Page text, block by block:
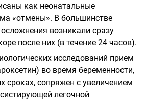
как неонатальные
«отмены». В большинстве
возникали сразу
после них (в течение 24 часов).
исследований прием
во время беременности,
сроках, сопряжен с увеличением
легочной